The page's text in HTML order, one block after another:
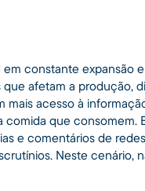
constante expansão
que afetam a produção,
acesso à
comida que
e comentários de
Neste cenário,